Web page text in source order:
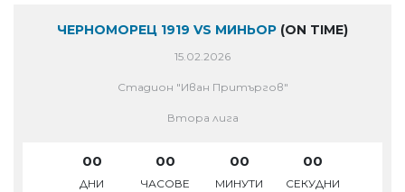
ЧЕРНОМОРЕЦ 1919 VS МИНЬОР (ON TIME)
15.02.2026
Стадион "Иван Притъргов"
Втора лига
00
ДНИ
00
ЧАСОВЕ
00
МИНУТИ
00
СЕКУДНИ